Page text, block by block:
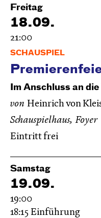
Freitag
18.09.
21:00
SCHAUSPIEL
Im Anschluss an
von Heinrich von
Schauspielhaus, Foyer
Eintritt frei
Samstag
19.09.
19:00
18:15 Einführung